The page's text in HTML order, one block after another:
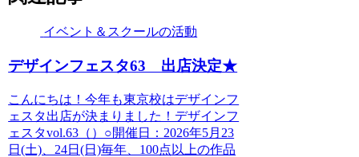
イベント＆スクールの活動
デザインフェスタ63 出店決定★
こんにちは！今年も東京校はデザインフ
ェスタ出店が決まりました！デザインフ
ェスタvol.63（）○開催日：2026年5月23
日(土)、24日(日)毎年、100点以上の作品